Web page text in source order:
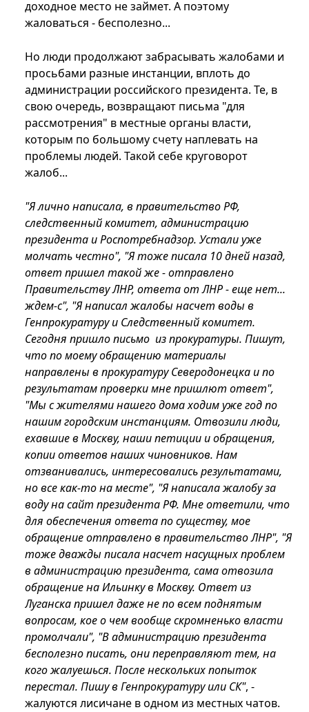
доходное место не займет. А поэтому
жаловаться - бесполезно...
Но люди продолжают забрасывать жалобами и
просьбами разные инстанции, вплоть до
администрации российского президента. Те, в
свою очередь, возвращают письма "для
рассмотрения" в местные органы власти,
которым по большому счету наплевать на
проблемы людей. Такой себе круговорот
жалоб...
"Я лично написала, в правительство РФ,
следственный комитет, администрацию
президента и Роспотребнадзор. Устали уже
молчать честно", "Я тоже писала 10 дней назад,
ответ пришел такой же - отправлено
Правительству ЛНР, ответа от ЛНР - еще нет...
ждем-с", "Я написал жалобы насчет воды в
Генпрокуратуру и Следственный комитет.
Сегодня пришло письмо из прокуратуры. Пишут,
что по моему обращению материалы
направлены в прокуратуру Северодонецка и по
результатам проверки мне пришлют ответ",
"Мы с жителями нашего дома ходим уже год по
нашим городским инстанциям. Отвозили люди,
ехавшие в Москву, наши петиции и обращения,
копии ответов наших чиновников. Нам
отзванивались, интересовались результатами,
но все как-то на месте", "Я написала жалобу за
воду на сайт президента РФ. Мне ответили, что
для обеспечения ответа по существу, мое
обращение отправлено в правительство ЛНР", "Я
тоже дважды писала насчет насущных проблем
в администрацию президента, сама отвозила
обращение на Ильинку в Москву. Ответ из
Луганска пришел даже не по всем поднятым
вопросам, кое о чем вообще скромненько власти
промолчали", "В администрацию президента
бесполезно писать, они переправляют тем, на
кого жалуешься. После нескольких попыток
перестал. Пишу в Генпрокуратуру или СК", -
жалуются лисичане в одном из местных чатов.